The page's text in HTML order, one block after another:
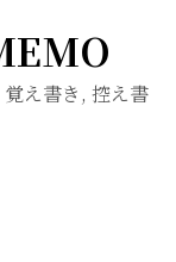
え書き, 控え書